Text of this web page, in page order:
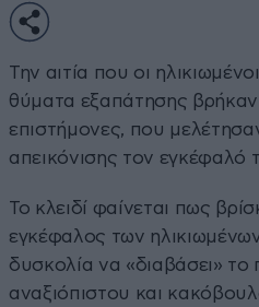
Την αιτία που οι
θύματα εξαπάτησης βρήκαν
επιστήμονες, που
απεικόνισης τον εγκέφαλό
Το κλειδί φαίνεται πως
εγκέφαλος των
δυσκολία να «διαβάσει»
αναξιόπιστου και